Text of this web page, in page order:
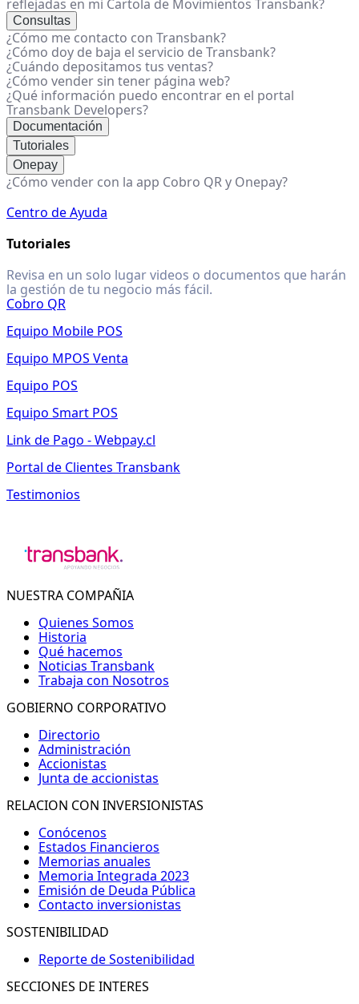
reflejadas en mi Cartola de Movimientos Transbank?
Consultas
¿Cómo me contacto con Transbank?
¿Cómo doy de baja el servicio de Transbank?
¿Cuándo depositamos tus ventas?
¿Cómo vender sin tener página web?
¿Qué información puedo encontrar en el portal
Transbank Developers?
Documentación
Tutoriales
Onepay
¿Cómo vender con la app Cobro QR y Onepay?
Centro de Ayuda
Tutoriales
Revisa en un solo lugar videos o documentos que harán
la gestión de tu negocio más fácil.
Cobro QR
Equipo Mobile POS
Equipo MPOS Venta
Equipo POS
Equipo Smart POS
Link de Pago - Webpay.cl
Portal de Clientes Transbank
Testimonios
NUESTRA COMPAÑIA
Quienes Somos
Historia
Qué hacemos
Noticias Transbank
Trabaja con Nosotros
GOBIERNO CORPORATIVO
Directorio
Administración
Accionistas
Junta de accionistas
RELACION CON INVERSIONISTAS
Conócenos
Estados Financieros
Memorias anuales
Memoria Integrada 2023
Emisión de Deuda Pública
Contacto inversionistas
SOSTENIBILIDAD
Reporte de Sostenibilidad
SECCIONES DE INTERES